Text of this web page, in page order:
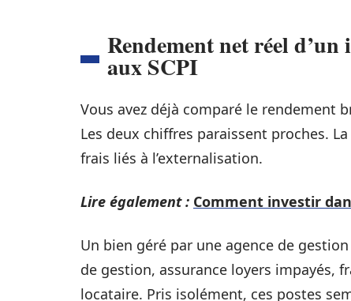
Rendement net réel d’un
aux SCPI
Vous avez déjà comparé le rendement
Les deux chiffres paraissent proches.
frais liés à l’externalisation.
Lire également : Comment investir
Un bien géré par une agence de
de gestion, assurance loyers impayés,
locataire. Pris isolément, ces postes